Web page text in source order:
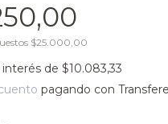
$25.000,00
de $10.083,33
pagando con